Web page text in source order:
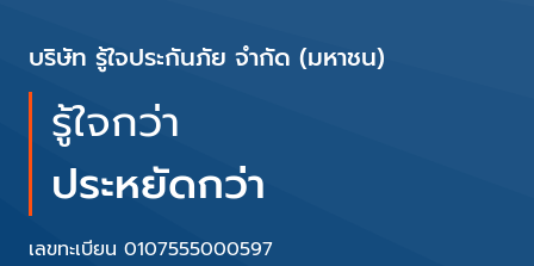
บริษัท รู้ใจประกันภัย จำกัด (มหาชน)
รู้ใจกว่า
ประหยัดกว่า
เลขทะเบียน 0107555000597